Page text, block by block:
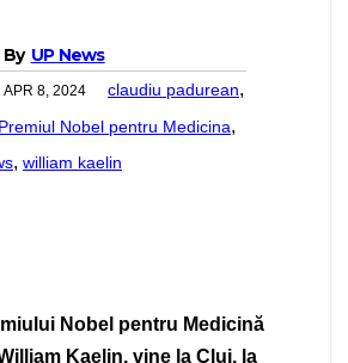
By UP News
APR 8, 2024 claudiu padurean,
Premiul Nobel pentru Medicina,
, william kaelin
Nobel pentru Medicină
Kaelin, vine la Cluj, la